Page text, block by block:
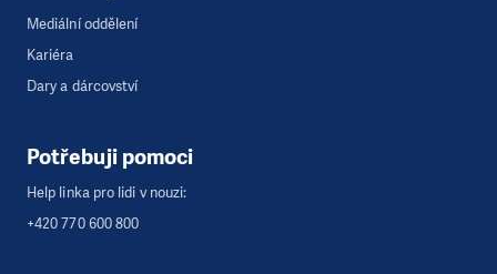
Mediální oddělení
Kariéra
Dary a dárcovství
Potřebuji pomoci
Help linka pro lidi v nouzi:
+420 770 600 800